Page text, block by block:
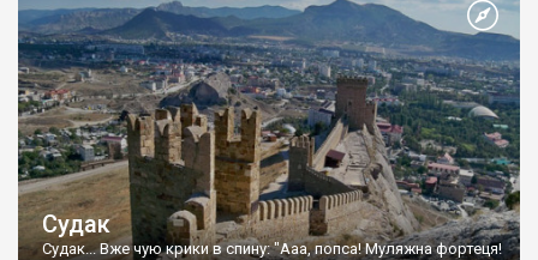
Судак
Судак... Вже чую крики в спину: "Ааа, попса! Муляжна фортеця!